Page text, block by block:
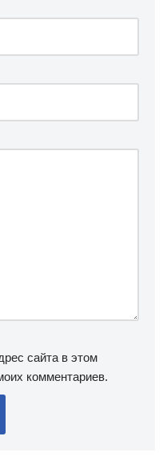
сайта в этом
комментариев.